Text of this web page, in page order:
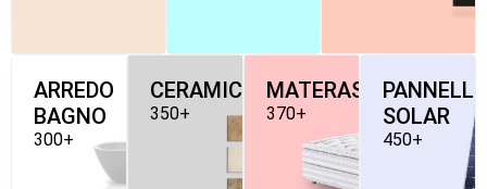
ARREDO
BAGNO
300+
CERAMICHE
350+
MATERASSI
370+
PANNELLI-
SOLAR
450+